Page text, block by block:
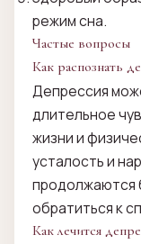
режим сна.
Частые вопросы
Как распознать
Депрессия
длительное
жизни и
усталость и
продолжаются
обратиться к
Как лечится